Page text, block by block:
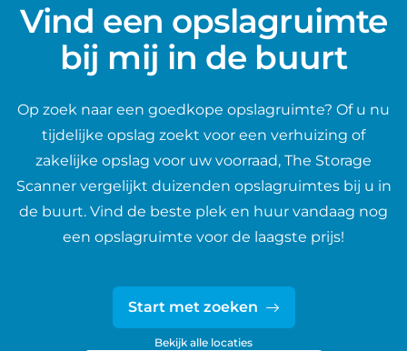
Vind een opslagruimte
bij mij in de buurt
Op zoek naar een goedkope opslagruimte? Of u nu
tijdelijke opslag zoekt voor een verhuizing of
zakelijke opslag voor uw voorraad, The Storage
Scanner vergelijkt duizenden opslagruimtes bij u in
de buurt. Vind de beste plek en huur vandaag nog
een opslagruimte voor de laagste prijs!
Start met zoeken
Bekijk alle locaties